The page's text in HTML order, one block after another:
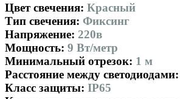
Цвет свечения: Красный
Тип свечения: Фиксинг
Напряжение: 220в
Мощность: 9 Вт/метр
Минимальный отрезок: 1 м
Расстояние между светодиодами:
Класс защиты: IP65